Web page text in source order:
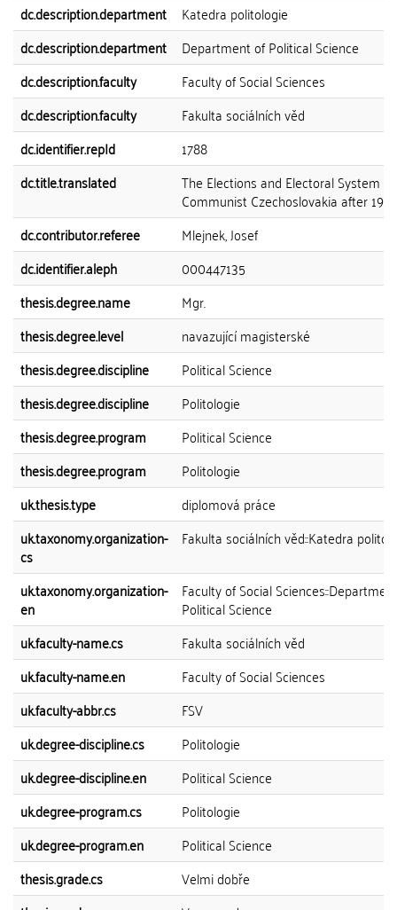
dc.description.department
Katedra politologie
dc.description.department
Department of Political Science
dc.description.faculty
Faculty of Social Sciences
dc.description.faculty
Fakulta sociálních věd
dc.identifier.repId
1788
dc.title.translated
The Elections and Electoral System in
Communist Czechoslovakia after 1968
dc.contributor.referee
Mlejnek, Josef
dc.identifier.aleph
000447135
thesis.degree.name
Mgr.
thesis.degree.level
navazující magisterské
thesis.degree.discipline
Political Science
thesis.degree.discipline
Politologie
thesis.degree.program
Political Science
thesis.degree.program
Politologie
uk.thesis.type
diplomová práce
uk.taxonomy.organization-
cs
Fakulta sociálních věd::Katedra
uk.taxonomy.organization-
en
Faculty of Social
Political Science
uk.faculty-name.cs
Fakulta sociálních věd
uk.faculty-name.en
Faculty of Social Sciences
uk.faculty-abbr.cs
FSV
uk.degree-discipline.cs
Politologie
uk.degree-discipline.en
Political Science
uk.degree-program.cs
Politologie
uk.degree-program.en
Political Science
thesis.grade.cs
Velmi dobře